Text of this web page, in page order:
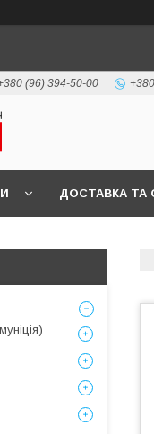
(96) 394-50-00
ДОСТАВКА ТА